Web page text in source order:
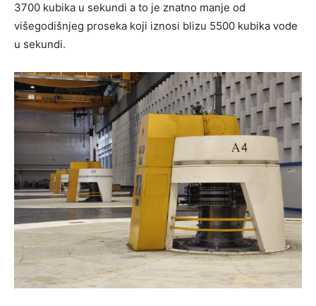
3700 kubika u sekundi a to je znatno manje od
višegodišnjeg proseka koji iznosi blizu 5500 kubika vode
u sekundi.